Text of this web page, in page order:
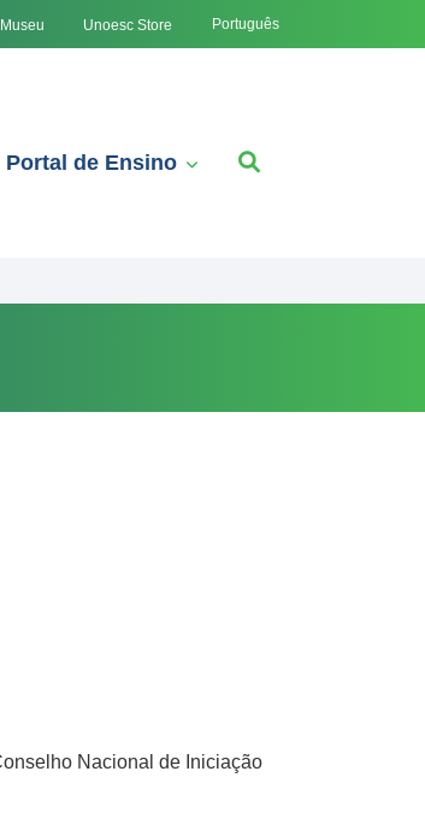
Museu Unoesc Store Português
Portal de Ensino
Nacional de Iniciação